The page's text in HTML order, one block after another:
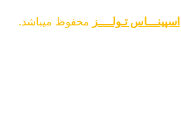
اسپینـــاس تـولــــز محفوظ میباشد.